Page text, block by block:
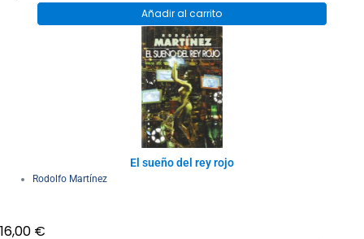
Añadir al carrito
El sueño del rey rojo
Rodolfo Martínez
16,00 €